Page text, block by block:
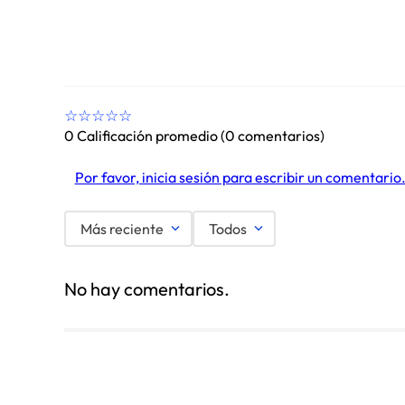
☆☆☆☆☆
0 Calificación promedio(0 comentarios)
Por favor, inicia sesión para escribir un comentario.
Más reciente Todos
No hay comentarios.